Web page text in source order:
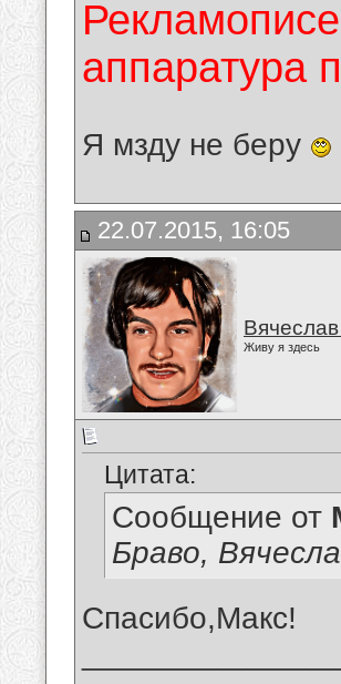
аппаратура
Я мзду не беру
22.07.2015, 16:05
Живу я здесь
Цитата:
Сообщение от
Браво,
Спасибо,Макс!